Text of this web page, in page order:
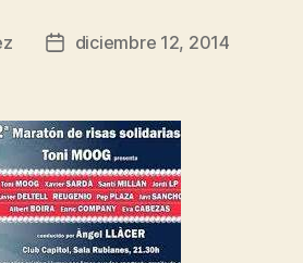
Fecha
entrada
diciembre 12, 2014